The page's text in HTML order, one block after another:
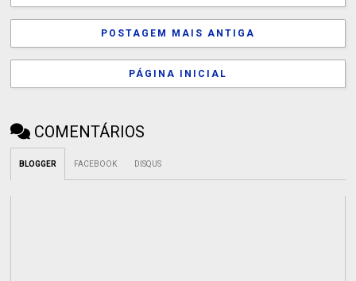
POSTAGEM MAIS ANTIGA
PÁGINA INICIAL
COMENTÁRIOS
BLOGGER FACEBOOK DISQUS